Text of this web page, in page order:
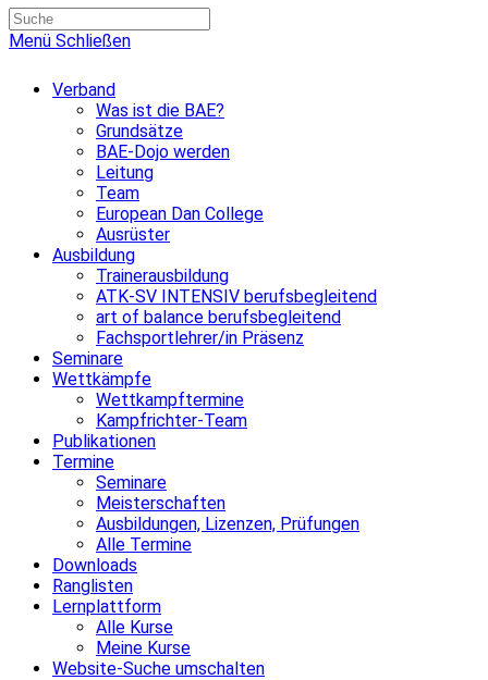
Menü Schließen
Verband
Was ist die BAE?
Grundsätze
BAE-Dojo werden
Leitung
Team
European Dan College
Ausrüster
Ausbildung
Trainerausbildung
ATK-SV INTENSIV berufsbegleitend
art of balance berufsbegleitend
Fachsportlehrer/in Präsenz
Seminare
Wettkämpfe
Wettkampftermine
Kampfrichter-Team
Publikationen
Termine
Seminare
Meisterschaften
Ausbildungen, Lizenzen, Prüfungen
Alle Termine
Downloads
Ranglisten
Lernplattform
Alle Kurse
Meine Kurse
Website-Suche umschalten